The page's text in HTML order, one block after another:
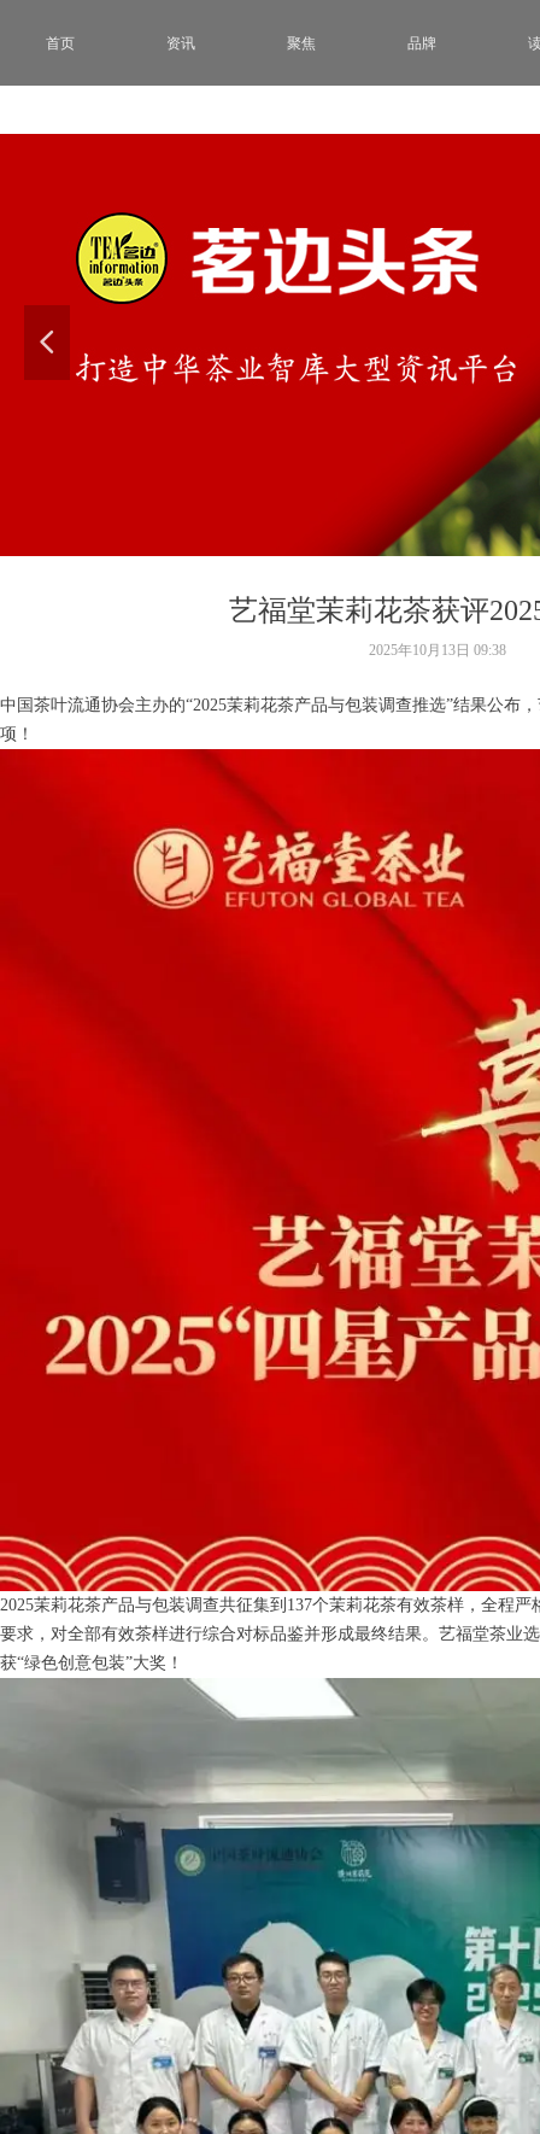
넳
首页 资讯 聚焦 品牌
艺福堂茉莉花茶获评
中国茶叶流通协会主办的“2025茉莉花茶产品与包装调查推选”结果公布
项！
2025茉莉花茶产品与包装调查共征集到137个茉莉花茶有效茶样，全程
要求，对全部有效茶样进行综合对标品鉴并形成最终结果。艺福堂茶业
获“绿色创意包装”大奖！
2025年10月13日 09:38